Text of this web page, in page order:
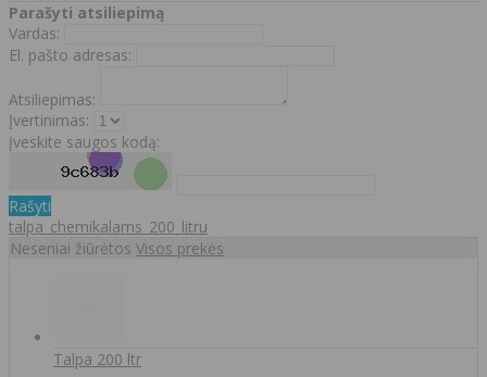
Parašyti atsiliepimą
Vardas:
El. pašto adresas:
Atsiliepimas:
Įvertinimas:
Įveskite saugos kodą:
Rašyti
talpa_chemikalams_200_litru
Neseniai žiūrėtos Visos prekės
Talpa 200 ltr